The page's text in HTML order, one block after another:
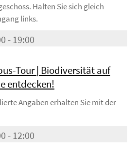
Halten Sie sich gleich
links.
- 19:00
Tour | Biodiversität auf
entdecken!
Angaben erhalten Sie mit der
- 12:00